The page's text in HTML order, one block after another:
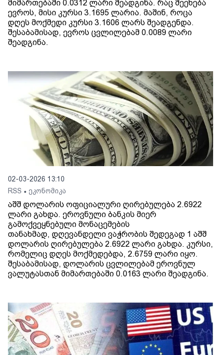
მიმართებაში 0.0312 ლარი შეადგინა. რაც შეეხება
ევროს, მისი კურსი 3.1695 ლარია. მაშინ, როცა
დღეს მოქმედი კურსი 3.1606 ლარს შეადგენდა.
შესაბამისად, ევროს ცვლილებამ 0.0089 ლარი
შეადგინა.
02-03-2026 13:10
RSS • ეკონომიკა
აშშ დოლარის ოფიციალური ღირებულება 2.6922
ლარი გახდა. ეროვნული ბანკის მიერ
გამოქვეყნებული მონაცემების
თანახმად, დღევანდელი ვაჭრობის შედეგად 1 აშშ
დოლარის ღირებულება 2.6922 ლარი გახდა. კურსი,
რომელიც დღეს მოქმედებდა, 2.6759 ლარი იყო.
შესაბამისად, დოლარის ცვლილებამ ეროვნულ
ვალუტასთან მიმართებაში 0.0163 ლარი შეადგინა.